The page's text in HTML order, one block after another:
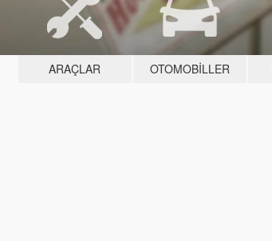
ARAÇLAR OTOMOBILLER